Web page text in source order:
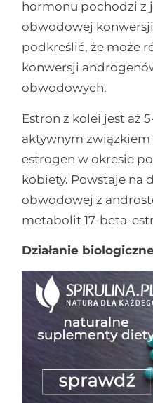
hormonu pochodzi z
obwodowej
podkreślić, że może
konwersji
obwodowych.
Estron z kolei jest aż
aktywnym związkiem
estrogen w okresie
kobiety. Powstaje na
obwodowej z
metabolit 17-beta-
Działanie